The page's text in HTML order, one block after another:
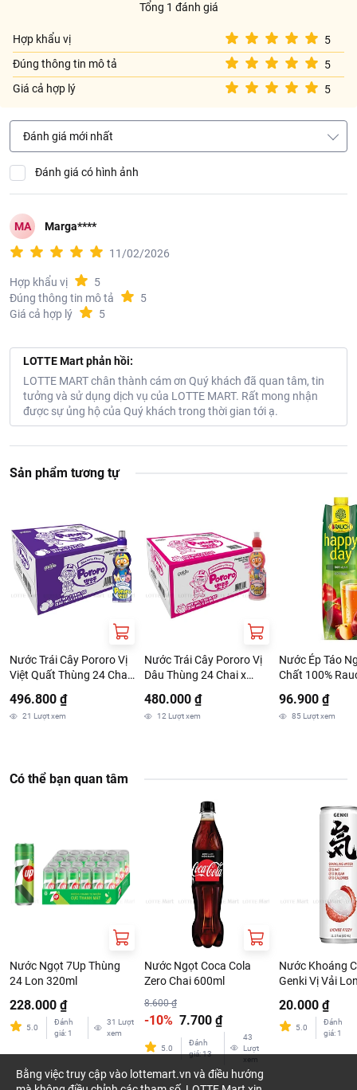
Tổng 1 đánh giá
Hợp khẩu vị
5
Đúng thông tin mô tả
5
Giá cả hợp lý
5
Đánh giá mới nhất
Đánh giá có hình ảnh
MA Marga****
11/02/2026
Hợp khẩu vị
5
Đúng thông tin mô tả
5
Giá cả hợp lý
5
LOTTE Mart phản hồi:
LOTTE MART chân thành cám ơn Quý khách đã quan tâm, tin
tưởng và sử dụng dịch vụ của LOTTE MART. Rất mong nhận
được sự ủng hộ của Quý khách trong thời gian tới ạ.
Sản phẩm tương tự
Nước Trái Cây Pororo Vị
Việt Quất Thùng 24 Chai
496.800 ₫
21 Lượt xem
Nước Trái Cây Pororo Vị
Dâu Thùng 24 Chai x
480.000 ₫
12 Lượt xem
Nước Ép Táo
Chất 100%
96.900 ₫
85Lượt xem
Có thể bạn quan tâm
Nước Ngọt 7Up Thùng
24 Lon 320ml
228.000 ₫
5.0
Đánh
giá: 1
31 Lượt
xem
Nước Ngọt Coca Cola
Zero Chai 600ml
8.600 ₫
-10% 7.700 ₫
5.0
Đánh
giá:13
43
Lượt
xem
Nước Khoáng
Genki Vị Vải
20.000 ₫
5.0
Đánh
giá: 1
Bằng việc truy cập vào lottemart.vn và điều hướng